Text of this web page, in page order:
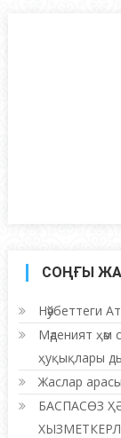
СОҢҒЫ
Нәўбеттеги
Мәденият
ҳуқықлары
Жаслар
БАСПАСӨЗ